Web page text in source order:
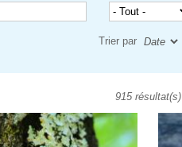
Trier par
915 résultat(s)